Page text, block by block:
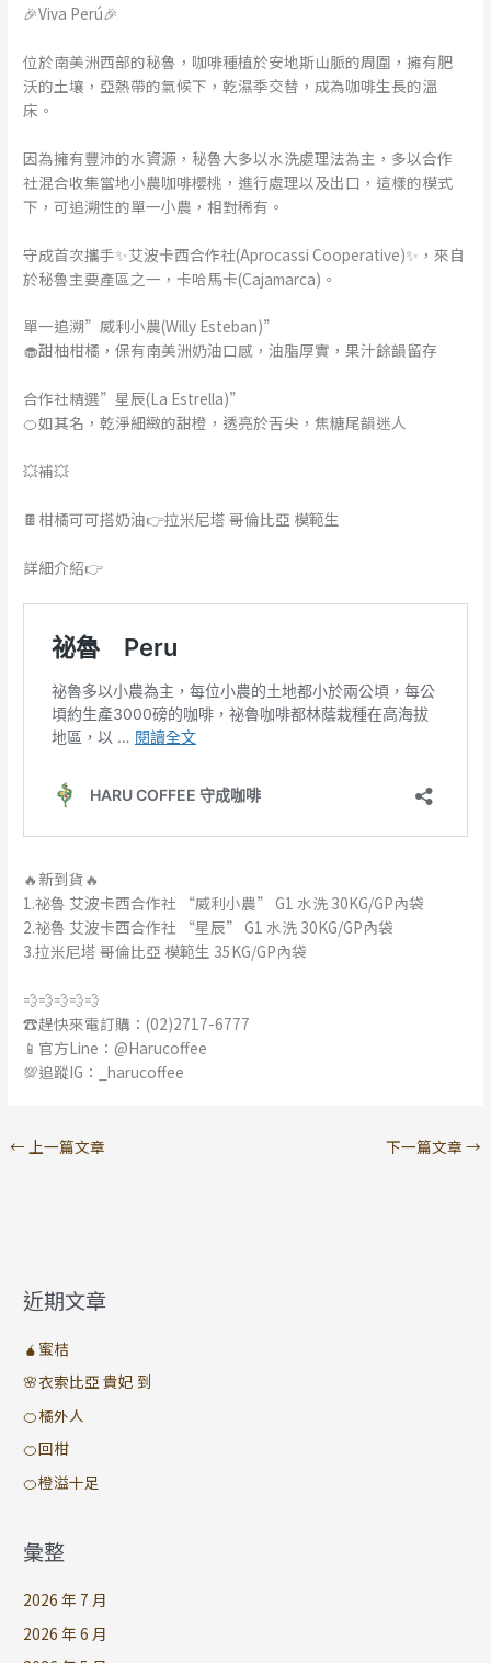
🎉Viva Perú🎉
位於南美洲西部的秘魯，咖啡種植於安地斯山脈的周圍，擁有肥
沃的土壤，亞熱帶的氣候下，乾濕季交替，成為咖啡生長的溫
床。
因為擁有豐沛的水資源，秘魯大多以水洗處理法為主，多以合作
社混合收集當地小農咖啡櫻桃，進行處理以及出口，這樣的模式
下，可追溯性的單一小農，相對稀有。
守成首次攜手✨艾波卡西合作社(Aprocassi Cooperative)✨，來自
於秘魯主要產區之一，卡哈馬卡(Cajamarca)。
單一追溯”威利小農(Willy Esteban)”
🧁甜柚柑橘，保有南美洲奶油口感，油脂厚實，果汁餘韻留存
合作社精選”星辰(La Estrella)”
🍊如其名，乾淨細緻的甜橙，透亮於舌尖，焦糖尾韻迷人
💥補💥
🍫柑橘可可搭奶油👉拉米尼塔 哥倫比亞 模範生
詳細介紹👉
🔥新到貨🔥
1.祕魯 艾波卡西合作社 “威利小農” G1 水洗 30KG/GP內袋
2.祕魯 艾波卡西合作社 “星辰” G1 水洗 30KG/GP內袋
3.拉米尼塔 哥倫比亞 模範生 35KG/GP內袋
💨💨💨💨💨
☎️趕快來電訂購：(02)2717-6777
📱官方Line：@Harucoffee
💯追蹤IG：_harucoffee
← 上一篇文章 下一篇文章 →
近期文章
🧉蜜桔
🌸衣索比亞 貴妃 到
🍊橘外人
🍊回柑
🍊橙溢十足
彙整
2026 年 7 月
2026 年 6 月